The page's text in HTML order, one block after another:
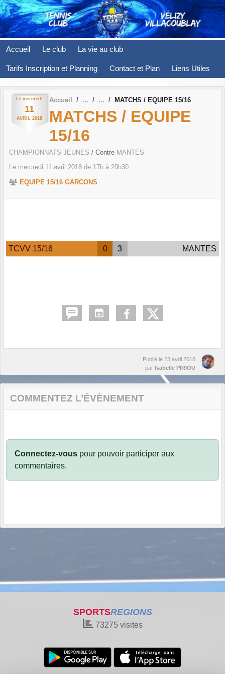
Accueil Le club La vie au club
Tarifs Inscription et Planning Contact et Plan Liens Utiles
Le mercredi
11
AVRIL 2018
Accueil MATCHS / EQUIPE 15/16
MATCHS / EQUIPE
15/16
CHAMPIONNATS JEUNES / Contre MANTES
Le mercredi 11 avril 2018 de 17h à 20h30
EQUIPE 15/16 GARCONS
TCVV 15/16 0 3 MANTES
Publié le 23 avril 2018
par Isabelle PIRIOU
COMMENTEZ L’ÉVÈNEMENT
Connectez-vous pour pouvoir participer aux
commentaires.
SPORTSREGIONS
73275visites
Panneau de gestion des cookies